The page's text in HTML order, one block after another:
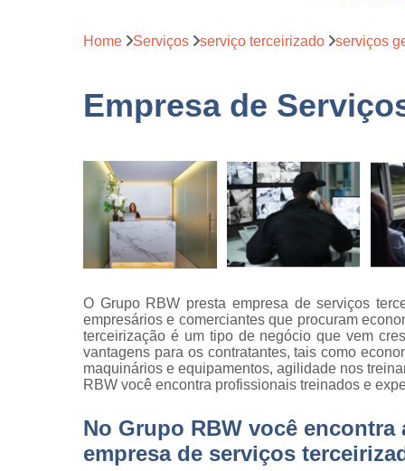
Empresas
limpeza
Empresas
logística
Empresas
Empresas
Empresas
Empresas
limpezas
Gestões
Home Serviços serviço terceirizado serviços
Empresa de
O Grupo RBW presta empresa de serviços
empresários e comerciantes que procuram
terceirização é um tipo de negócio que vem
vantagens para os contratantes, tais como
maquinários e equipamentos, agilidade nos
RBW você encontra profissionais treinados e
No Grupo RBW você
empresa de serviços